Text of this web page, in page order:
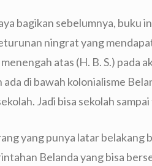
bagikan sebelumnya, buku
ningrat yang
atas (H. B. S.) pada
ada di bawah kolonialisme
Jadi bisa sekolah
yang punya latar belakang
Belanda yang bisa